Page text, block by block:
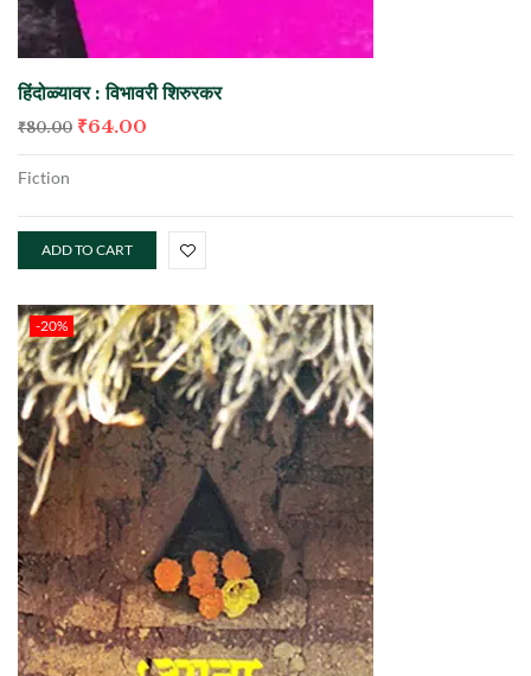
हिंदोळ्यावर : विभावरी शिरुरकर
₹80.00 ₹64.00
Fiction
ADD TO CART
-20%